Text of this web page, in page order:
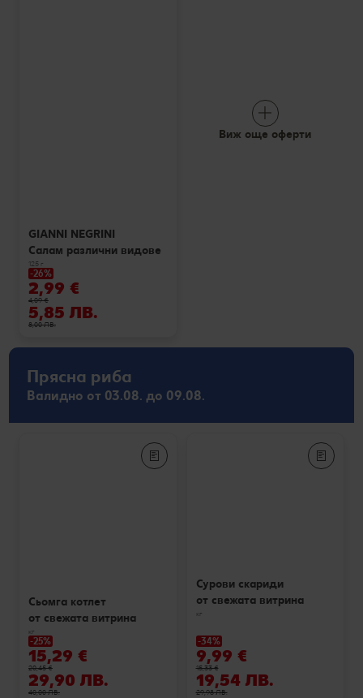
GIANNI NEGRINI
Салам различни видове
125 г
-26%
2,99 €
4,09 €
5,85 ЛВ.
8,00 ЛВ.
Виж още оферти
Прясна риба
Валидно от 03.08. до 09.08.
Сьомга котлет
от свежата витрина
кг
-25%
15,29 €
20,45 €
29,90 ЛВ.
40,00 ЛВ.
Сурови скариди
от свежата витрина
кг
-34%
9,99 €
15,33 €
19,54 ЛВ.
29,98 ЛВ.